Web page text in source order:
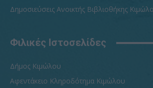
Δημοσιεύσεις Ανοικτής Βιβλιοθήκης
Φιλικές Ιστοσελίδες
Δήμος Κιμώλου
Αφεντάκειο Κληροδότημα Κιμώλου